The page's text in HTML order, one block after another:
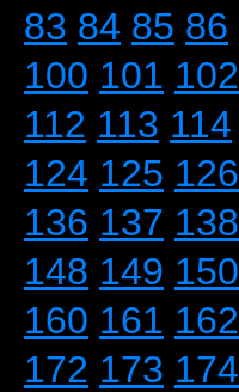
83 84 85 86
100 101 102
112 113 114
124 125 126
136 137 138
148 149 150
160 161 162
172 173 174